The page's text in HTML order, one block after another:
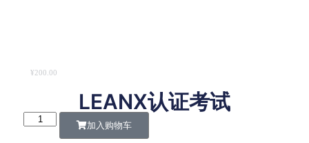
¥200.00
LEANX认证考试
加入购物车